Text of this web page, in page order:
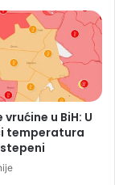
u BiH: U
temperatura